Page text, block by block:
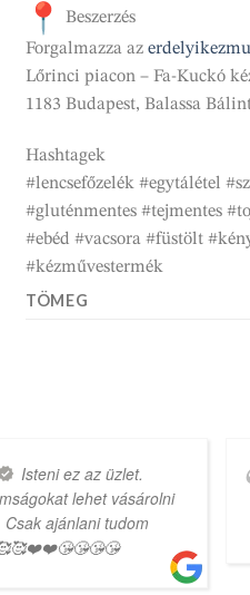
Beszerzés
Forgalmazza az
Lőrinci piacon – Fa-Kuckó
1183 Budapest, Balassa
Hashtagek
#lencsefőzelék #egytálétel
#gluténmentes #tejmentes
#ebéd #vacsora #füstölt
#kézművestermék
TÖMEG
Isteni ez az üzlet.
lehet vásárolni
ajánlani tudom